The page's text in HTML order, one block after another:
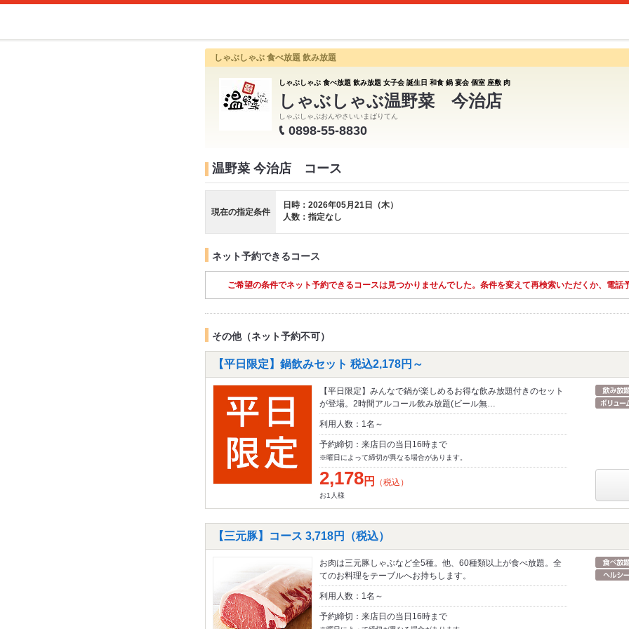
しゃぶしゃぶ 食べ放題 飲み放題
しゃぶしゃぶ 食べ放題 飲み放題 女子会 誕生日 和食 鍋 宴会 個室 座敷 肉
しゃぶしゃぶ温野菜 今治店
しゃぶしゃぶおんやさいいまばりてん
0898-55-8830
温野菜 今治店 コース
現在の指定条件
日時：2026年05月21日（木）
人数：指定なし
ネット予約できるコース
ご希望の条件でネット予約できるコースは見つかりませんでした。条件を変えて再検索いただくか、電話
その他（ネット予約不可）
【平日限定】鍋飲みセット 税込2,178円～
【平日限定】みんなで鍋が楽しめるお得な飲み放題付きのセット
が登場。2時間アルコール飲み放題(ビール無…
利用人数：1名～
予約締切：来店日の当日16時まで
※曜日によって締切が異なる場合があります。
2,178円 （税込）
お1人様
【三元豚】コース 3,718円（税込）
お肉は三元豚しゃぶなど全5種。他、60種類以上が食べ放題。全
てのお料理をテーブルへお持ちします。
利用人数：1名～
予約締切：来店日の当日16時まで